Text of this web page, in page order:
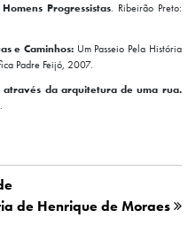
Progressistas. Ribeirão Preto:
e Caminhos: Um Passeio Pela História
Padre Feijó, 2007.
através da arquitetura de uma rua.
de Henrique de Moraes